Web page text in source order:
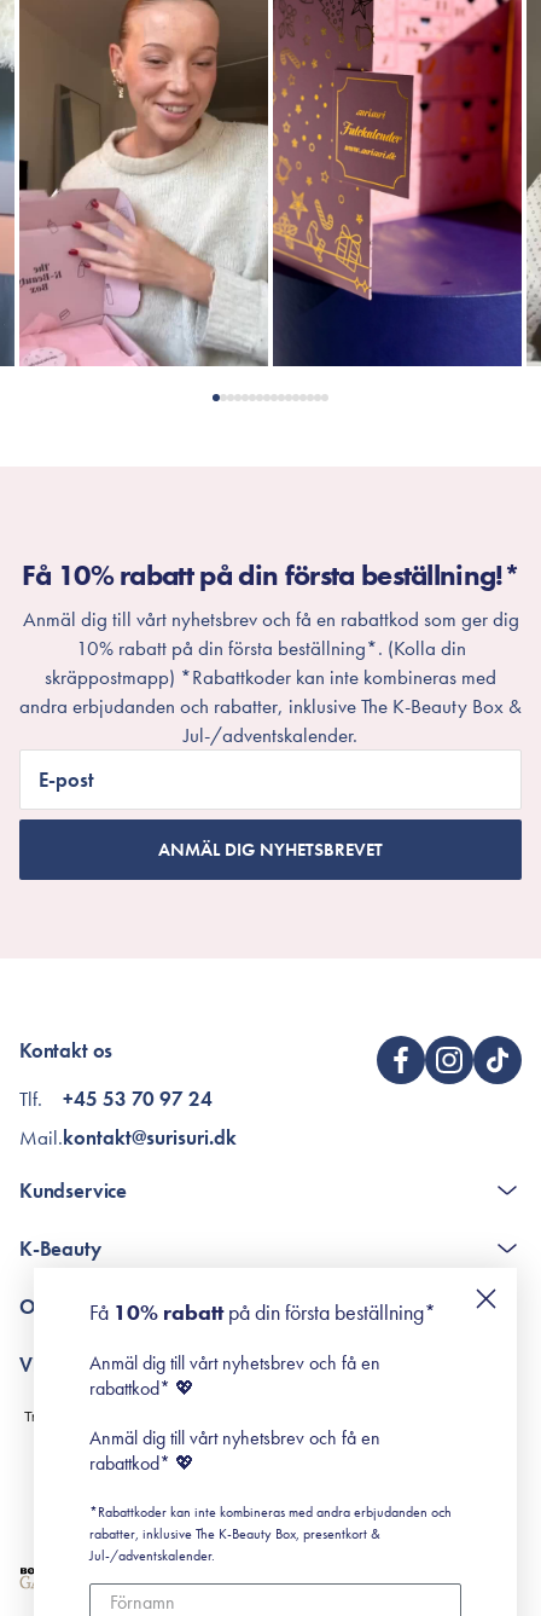
Få 10% rabatt på din första beställning!*
Anmäl dig till vårt nyhetsbrev och få en rabattkod som ger dig
10% rabatt på din första beställning*. (Kolla din
skräppostmapp) *Rabattkoder kan inte kombineras med
andra erbjudanden och rabatter, inklusive The K-Beauty Box &
Jul-/adventskalender.
E-post
ANMÄL DIG NYHETSBREVET
Kontakt os
Tlf.
Mail.
+45 53 70 97 24
kontakt@surisuri.dk
Kundservice
Poängshop - frågor och svar
K-Beauty
Retinol för nybörjare
Om Surisuri
Black Friday
Villkor
Leverans & Retur
Köpvillkor
Prenumerationsvillkor
Cookiepolicy
Få 10% rabattpå din första beställning*
Anmäl dig till vårt nyhetsbrev och få en
rabattkod* 💖
Anmäl dig till vårt nyhetsbrev och få en
rabattkod* 💖
*Rabattkoder kan inte kombineras med andra erbjudanden och
rabatter, inklusive The K-Beauty Box, presentkort &
Jul-/adventskalender.